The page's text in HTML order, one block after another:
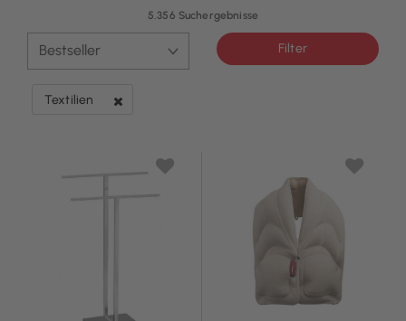
5.356 Suchergebnisse
Filter
Textilien
Filter entfernen Derzeit verfeinert von Kategorie: Textilien